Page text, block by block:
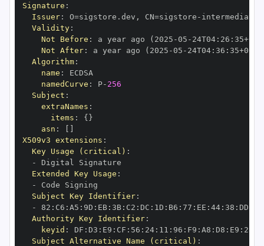
Signature :
Issuer: O=sigstore.dev , CN=sigstore -
Validity:
Not Before : a year ago (2025 -05 - 24T04: 26 : 35+00
Not After: a year ago (2025 -05 - 24T04: 36 : 35+00
Algorithm:
name :
namedCurve : P- 256
Subject :
extraNames :
items : { }
asn :
X509v3 extensions :
Key Usage (critical) :
-
Extended Key Usage :
-
Subject Key Identifier:
-
82 : C6 : A5 : 9D : EB: 3B: C2 : DC : 1D : B6 : 77 : EE : 44: 38 : DD
Authority Key Identifier:
keyid : DF : D3 : E9 : CF : 56 : 24: 11 : 96 : F9 : A8 : D8 : E9 : 28
Subject Alternative Name (critical) :